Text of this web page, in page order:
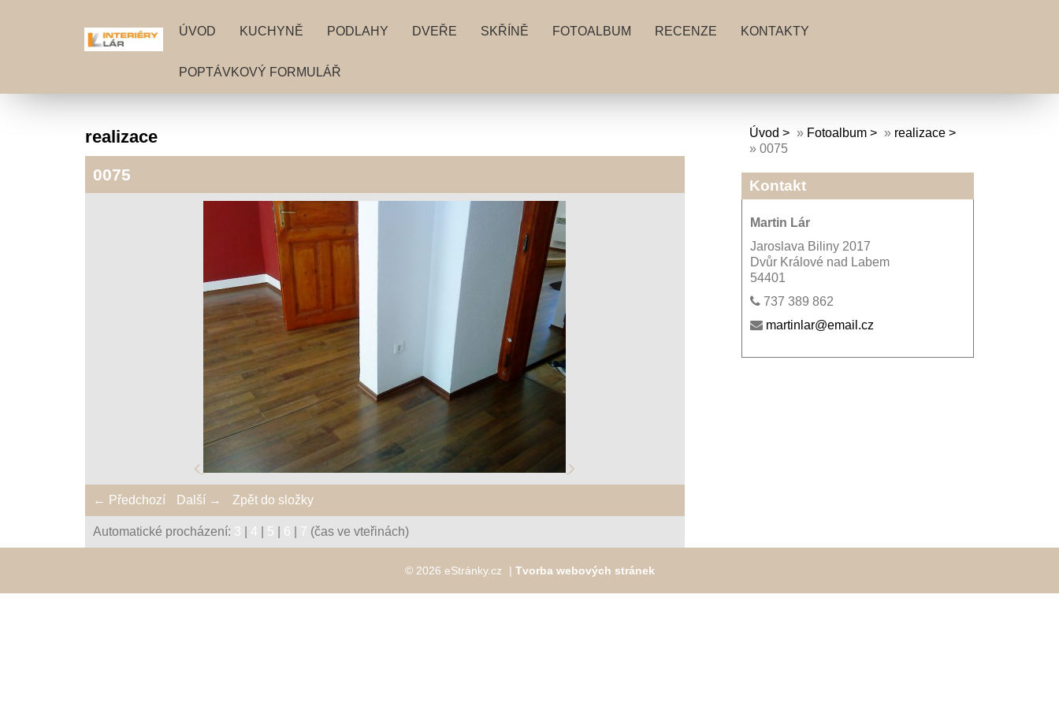
ÚVOD KUCHYNĚ PODLAHY DVEŘE SKŘÍNĚ FOTOALBUM RECENZE KONTAKTY
POPTÁVKOVÝ FORMULÁŘ
realizace
0075
← Předchozí Další → Zpět do složky
Automatické procházení: 3 4 5 6 7 (čas ve vteřinách)
Úvod » Fotoalbum » realizace
» 0075
Kontakt
Martin Lár
Jaroslava Biliny 2017
Dvůr Králové nad Labem
54401
737 389 862
martinlar@email.cz
© 2026 eStránky.cz | Tvorba webových stránek